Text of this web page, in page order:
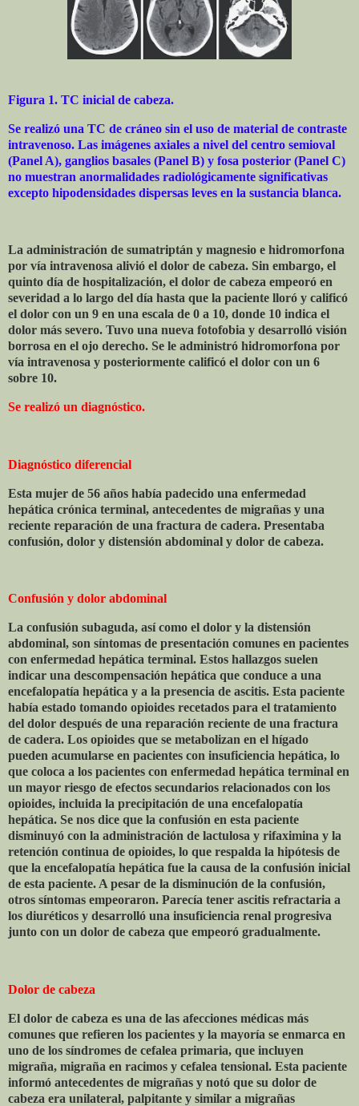
Figura 1. TC inicial de cabeza.
Se realizó una TC de cráneo sin el uso de material de contraste
intravenoso. Las imágenes axiales a nivel del centro semioval
(Panel A), ganglios basales (Panel B) y fosa posterior (Panel C)
no muestran anormalidades radiológicamente significativas
excepto hipodensidades dispersas leves en la sustancia blanca.
La administración de sumatriptán y magnesio e hidromorfona
por vía intravenosa alivió el dolor de cabeza. Sin embargo, el
quinto día de hospitalización, el dolor de cabeza empeoró en
severidad a lo largo del día hasta que la paciente lloró y calificó
el dolor con un 9 en una escala de 0 a 10, donde 10 indica el
dolor más severo. Tuvo una nueva fotofobia y desarrolló visión
borrosa en el ojo derecho. Se le administró hidromorfona por
vía intravenosa y posteriormente calificó el dolor con un 6
sobre 10.
Se realizó un diagnóstico.
Diagnóstico diferencial
Esta mujer de 56 años había padecido una enfermedad
hepática crónica terminal, antecedentes de migrañas y una
reciente reparación de una fractura de cadera. Presentaba
confusión, dolor y distensión abdominal y dolor de cabeza.
Confusión y dolor abdominal
La confusión subaguda, así como el dolor y la distensión
abdominal, son síntomas de presentación comunes en pacientes
con enfermedad hepática terminal. Estos hallazgos suelen
indicar una descompensación hepática que conduce a una
encefalopatía hepática y a la presencia de ascitis. Esta paciente
había estado tomando opioides recetados para el tratamiento
del dolor después de una reparación reciente de una fractura
de cadera. Los opioides que se metabolizan en el hígado
pueden acumularse en pacientes con insuficiencia hepática, lo
que coloca a los pacientes con enfermedad hepática terminal en
un mayor riesgo de efectos secundarios relacionados con los
opioides, incluida la precipitación de una encefalopatía
hepática. Se nos dice que la confusión en esta paciente
disminuyó con la administración de lactulosa y rifaximina y la
retención continua de opioides, lo que respalda la hipótesis de
que la encefalopatía hepática fue la causa de la confusión inicial
de esta paciente. A pesar de la disminución de la confusión,
otros síntomas empeoraron. Parecía tener ascitis refractaria a
los diuréticos y desarrolló una insuficiencia renal progresiva
junto con un dolor de cabeza que empeoró gradualmente.
Dolor de cabeza
El dolor de cabeza es una de las afecciones médicas más
comunes que refieren los pacientes y la mayoría se enmarca en
uno de los síndromes de cefalea primaria, que incluyen
migraña, migraña en racimos y cefalea tensional. Esta paciente
informó antecedentes de migrañas y notó que su dolor de
cabeza era unilateral, palpitante y similar a migrañas